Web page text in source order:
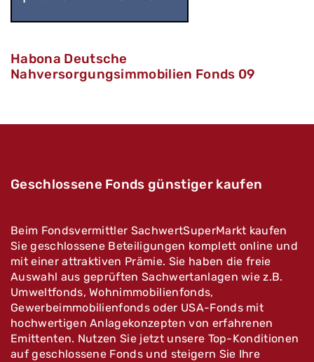
Habona Deutsche
Nahversorgungsimmobilien Fonds 09
Geschlossene Fonds günstiger kaufen
Beim Fondsvermittler SachwertSuperMarkt kaufen
Sie geschlossene Beteiligungen komplett online und
mit einer attraktiven Prämie. Sie haben die freie
Auswahl aus geprüften Sachwertanlagen wie z.B.
Umweltfonds, Wohnimmobilienfonds,
Gewerbeimmobilienfonds oder USA-Fonds mit
hochwertigen Anlagekonzepten von erfahrenen
Emittenten. Nutzen Sie jetzt unsere Top-Konditionen
auf geschlossene Fonds und steigern Sie Ihre